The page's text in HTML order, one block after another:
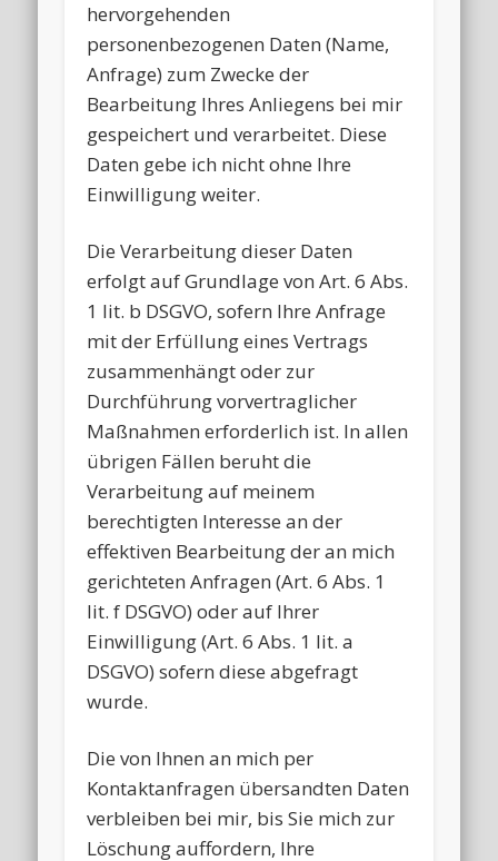
hervorgehenden
personenbezogenen Daten (Name,
Anfrage) zum Zwecke der
Bearbeitung Ihres Anliegens bei mir
gespeichert und verarbeitet. Diese
Daten gebe ich nicht ohne Ihre
Einwilligung weiter.
Die Verarbeitung dieser Daten
erfolgt auf Grundlage von Art. 6 Abs.
1 lit. b DSGVO, sofern Ihre Anfrage
mit der Erfüllung eines Vertrags
zusammenhängt oder zur
Durchführung vorvertraglicher
Maßnahmen erforderlich ist. In allen
übrigen Fällen beruht die
Verarbeitung auf meinem
berechtigten Interesse an der
effektiven Bearbeitung der an mich
gerichteten Anfragen (Art. 6 Abs. 1
lit. f DSGVO) oder auf Ihrer
Einwilligung (Art. 6 Abs. 1 lit. a
DSGVO) sofern diese abgefragt
wurde.
Die von Ihnen an mich per
Kontaktanfragen übersandten Daten
verbleiben bei mir, bis Sie mich zur
Löschung auffordern, Ihre